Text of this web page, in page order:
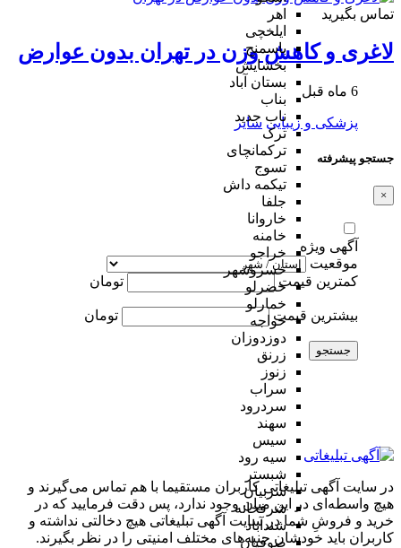
اهر
ایلخچی
باسمنج
بخشایش
بستان آباد
بناب
ناب جدید
ترک
ترکمانچای
تسوج
تیکمه داش
جلفا
خاروانا
خامنه
خراجو
خسروشهر
خضرلو
خمارلو
خواجه
دوزدوزان
زرنق
زنوز
سراب
سردرود
سهند
سیس
سیه رود
شبستر
شربیان
شرفخانه
شندآباد
صوفیان
تماس بگیرید
لاغری و کاهش وزن در تهران بدون عوارض
6 ماه قبل
پزشکی و زیبایی سایر
جستجو پیشرفته
×
آگهی ویژه
موقعیت
کمترین قیمت
تومان
بیشترین قیمت تومان
جستجو
در سایت آگهی تبلیغاتی کاربران مستقیما با هم تماس می‌گیرند و
هیچ واسطه‌ای در این میان وجود ندارد، پس دقت فرمایید که در
خرید و فروشِ شما در سایت آگهی تبلیغاتی هیچ دخالتی نداشته و
کاربران باید خودشان جنبه‌های مختلف امنیتی را در نظر بگیرند.